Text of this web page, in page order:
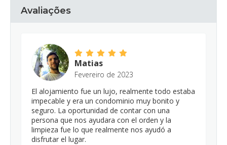
Avaliações
Matias
Fevereiro de 2023
El alojamiento fue un lujo, realmente todo estaba
impecable y era un condominio muy bonito y
seguro. La oportunidad de contar con una
persona que nos ayudara con el orden y la
limpieza fue lo que realmente nos ayudó a
disfrutar el lugar.